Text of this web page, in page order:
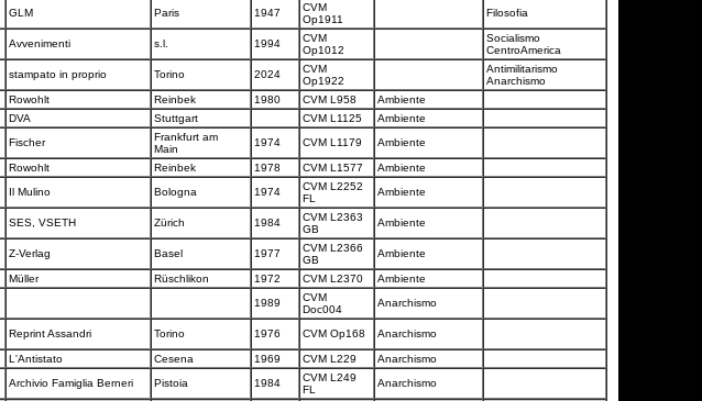
GLM Paris 1947
CVM
Op1911
Filosofia
Avvenimenti s.l. 1994
CVM
Op1012
Socialismo
CentroAmerica
stampato in proprio Torino 2024
CVM
Op1922
Antimilitarismo
Anarchismo
Rowohlt Reinbek 1980 CVM L958
Ambiente
DVA Stuttgart CVM L1125
Ambiente
Fischer
Frankfurt am
Main
1974 CVM L1179 Ambiente
Rowohlt Reinbek 1978 CVM L1577
Ambiente
Il Mulino Bologna 1974
CVM L2252
FL
Ambiente
SES, VSETH Zürich 1984
CVM L2363
GB
Ambiente
Z-Verlag Basel 1977
CVM L2366
GB
Ambiente
Müller Rüschlikon 1972 CVM L2370
Ambiente
1989
CVM
Doc004
Anarchismo
Reprint Assandri Torino 1976 CVM Op168 Anarchismo
L'Antistato Cesena 1969 CVM L229
Anarchismo
Archivio Famiglia Berneri Pistoia 1984
CVM L249
FL
Anarchismo